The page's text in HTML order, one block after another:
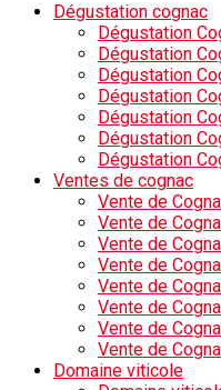
Dégustation cognac
Dégustation
Dégustation
Dégustation
Dégustation
Dégustation
Dégustation
Dégustation
Ventes de cognac
Vente de
Vente de
Vente de
Vente de
Vente de
Vente de
Vente de
Vente de
Domaine viticole